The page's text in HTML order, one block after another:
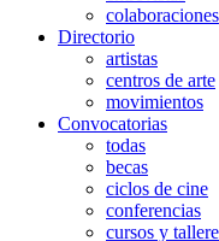
colaboraciones
Directorio
artistas
centros de arte
movimientos
Convocatorias
todas
becas
ciclos de cine
conferencias
cursos y